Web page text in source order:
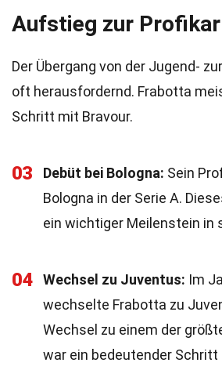
Aufstieg zur
Der Übergang von der Jugend-
oft herausfordernd. Frabotta
Schritt mit Bravour.
03 Debüt bei Bologna: Sein
Bologna in der Serie A.
ein wichtiger Meilenstein in
04 Wechsel zu Juventus: Im
wechselte Frabotta zu
Wechsel zu einem der
war ein bedeutender Schritt